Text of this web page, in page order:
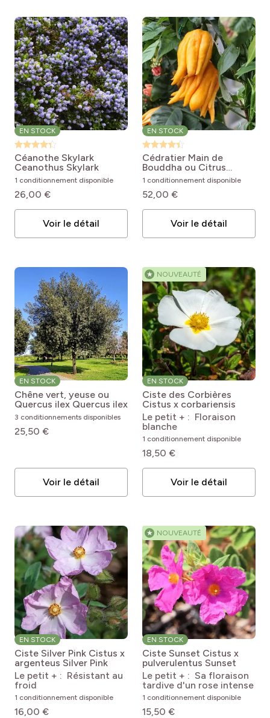
EN STOCK
Céanothe Skylark
Ceanothus Skylark
1 conditionnement disponible
26,00 €
Voir le détail
EN STOCK
Cédratier Main de
Bouddha ou Citrus
medica Digitata Citrus
medica var.
sarcodactylis
1 conditionnement disponible
52,00 €
Voir le détail
EN STOCK
Chêne vert, yeuse ou
Quercus ilex Quercus ilex
3 conditionnements disponibles
25,50 €
Voir le détail
★ NOUVEAUTÉ
EN STOCK
Ciste des Corbières
Cistus x corbariensis
Le petit + : Floraison
blanche
1 conditionnement disponible
18,50 €
Voir le détail
EN STOCK
Ciste Silver Pink Cistus x
argenteus Silver Pink
Le petit + : Résistant au
froid
1 conditionnement disponible
16,00 €
★ NOUVEAUTÉ
EN STOCK
Ciste Sunset Cistus x
pulverulentus Sunset
Le petit + : Sa floraison
tardive d'un rose intense
1 conditionnement disponible
15,50 €